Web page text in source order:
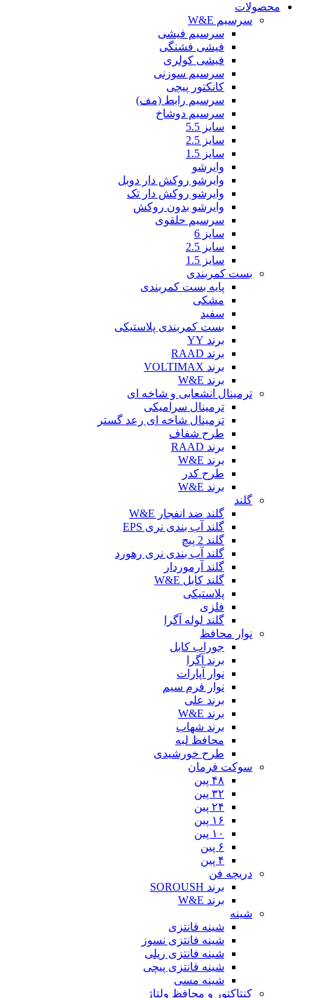
محصولات
سرسیم W&E
سرسیم فیشی
فیشی فشنگی
فیشی کولری
سرسیم سوزنی
کانکتور پیچی
سرسیم رابط (مف)
سرسیم دوشاخ
سایز 5.5
سایز 2.5
سایز 1.5
وایرشو
وایرشو روکش دار دوبل
وایرشو روکش دار تک
وایرشو بدون روکش
سرسیم حلقوی
سایز 6
سایز 2.5
سایز 1.5
بست کمربندی
پایه بست کمربندی
مشکی
سفید
بست کمربندی پلاستیکی
برند YY
برند RAAD
برند VOLTIMAX
برند W&E
ترمینال انشعابی و شاخه ای
ترمینال سرامیکی
ترمینال شاخه ای رعد گستر
طرح شفاف
برند RAAD
برند W&E
طرح کدر
برند W&E
گلند
گلند ضد انفجار W&E
گلند آب بندی نری EPS
گلند 2 پیچ
گلند آب بندی نری رهورد
گلند آرموردار
گلند کابل W&E
پلاستیکی
فلزی
گلند لوله آگرا
نوار محافظ
جوراب کابل
برند آگرا
نوار آپارات
نوار فرم سیم
برند علی
برند W&E
برند شهاب
محافظ لبه
طرح خورشیدی
سوکت فرمان
۴۸ پین
۳۲ پین
۲۴ پین
۱۶ پین
۱۰ پین
۶ پین
۴ پین
دریچه فن
برند SOROUSH
برند W&E
شینه
شینه فانتزی
شینه فانتزی نسوز
شینه فانتزی ریلی
شینه فانتزی پیچی
شینه مسی
کنتاکتور و محافظ ولتاژ